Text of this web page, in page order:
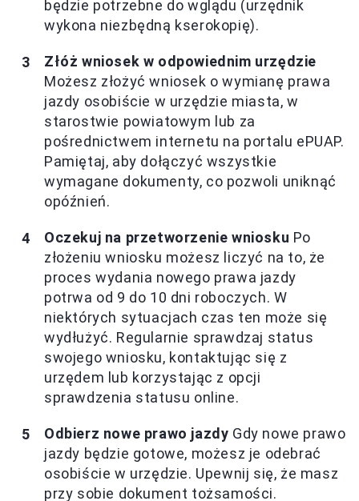
będzie potrzebne do wglądu (urzędnik
wykona niezbędną kserokopię).
Złóż wniosek w odpowiednim urzędzie
Możesz złożyć wniosek o wymianę prawa
jazdy osobiście w urzędzie miasta, w
starostwie powiatowym lub za
pośrednictwem internetu na portalu ePUAP.
Pamiętaj, aby dołączyć wszystkie
wymagane dokumenty, co pozwoli uniknąć
opóźnień.
Oczekuj na przetworzenie wniosku Po
złożeniu wniosku możesz liczyć na to, że
proces wydania nowego prawa jazdy
potrwa od 9 do 10 dni roboczych. W
niektórych sytuacjach czas ten może się
wydłużyć. Regularnie sprawdzaj status
swojego wniosku, kontaktując się z
urzędem lub korzystając z opcji
sprawdzenia statusu online.
Odbierz nowe prawo jazdy Gdy nowe prawo
jazdy będzie gotowe, możesz je odebrać
osobiście w urzędzie. Upewnij się, że masz
przy sobie dokument tożsamości.